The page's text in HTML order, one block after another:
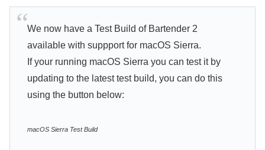
We now have a Test Build of Bartender 2
available with suppport for macOS Sierra.
If your running macOS Sierra you can test it by
updating to the latest test build, you can do this
using the button below:
macOS Sierra Test Build